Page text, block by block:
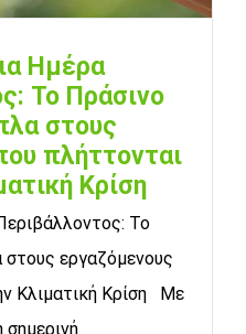
Ημέρα
Το Πράσινο
στους
πλήττονται
Κρίση
Το
στους εργαζόμενους
Κλιματική Κρίση Με